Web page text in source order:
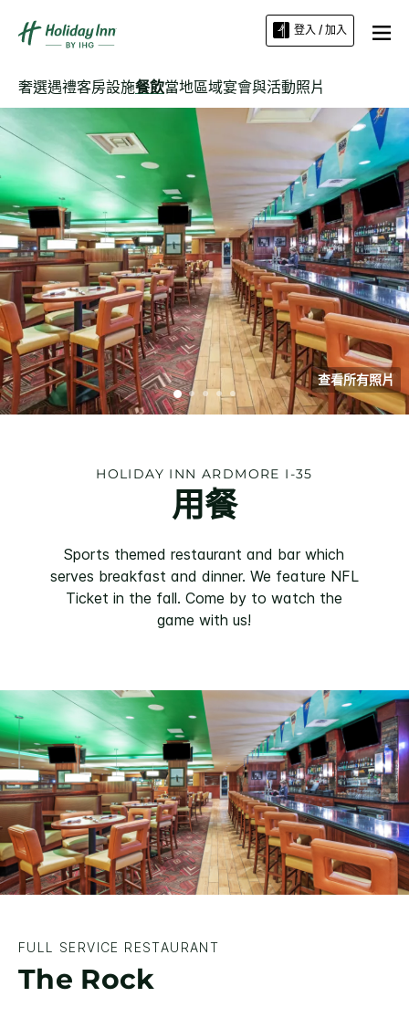
登入 / 加入
奢選遇禮客房設施餐飲當地區域宴會與活動照片
查看所有照片
HOLIDAY INN ARDMORE I-35
用餐
Sports themed restaurant and bar which
serves breakfast and dinner. We feature NFL
Ticket in the fall. Come by to watch the
game with us!
FULL SERVICE RESTAURANT
The Rock